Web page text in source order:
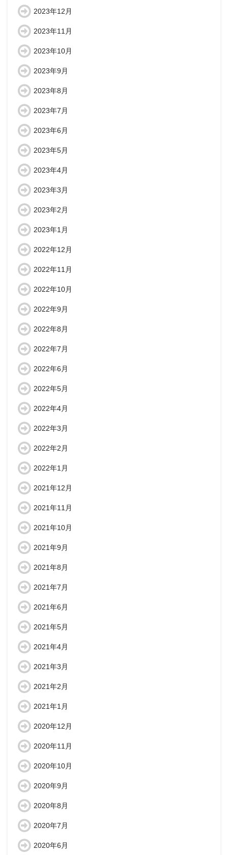
2023年12月
2023年11月
2023年10月
2023年9月
2023年8月
2023年7月
2023年6月
2023年5月
2023年4月
2023年3月
2023年2月
2023年1月
2022年12月
2022年11月
2022年10月
2022年9月
2022年8月
2022年7月
2022年6月
2022年5月
2022年4月
2022年3月
2022年2月
2022年1月
2021年12月
2021年11月
2021年10月
2021年9月
2021年8月
2021年7月
2021年6月
2021年5月
2021年4月
2021年3月
2021年2月
2021年1月
2020年12月
2020年11月
2020年10月
2020年9月
2020年8月
2020年7月
2020年6月